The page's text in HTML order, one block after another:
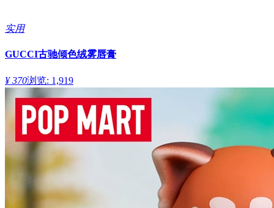
实用
GUCCI古驰倾色绒雾唇膏
¥ 370浏览: 1,919